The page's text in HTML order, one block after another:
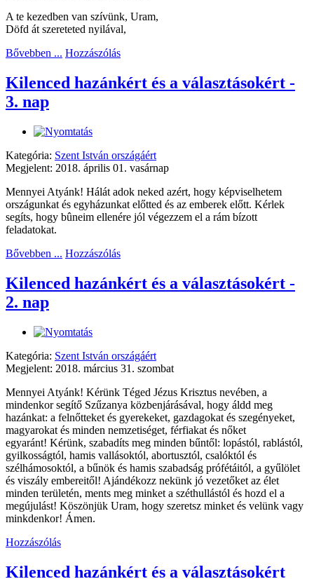
A te kezedben van szívünk, Uram,
Döfd át szereteted nyilával,
Bővebben ... Hozzászólás
Kilenced hazánkért és a választásokért -
3. nap
Kategória: Szent István országáért
Megjelent: 2018. április 01. vasárnap
Mennyei Atyánk! Hálát adok neked azért, hogy képviselhetem
országunkat és egyházunkat előtted és az emberek előtt. Kérlek
segíts, hogy bûneim ellenére jól végezzem el a rám bízott
feladatokat.
Bővebben ... Hozzászólás
Kilenced hazánkért és a választásokért -
2. nap
Kategória: Szent István országáért
Megjelent: 2018. március 31. szombat
Mennyei Atyánk! Kérünk Téged Jézus Krisztus nevében, a
mindenkor segítő Szűzanya közbenjárásával, hogy áldd meg
hazánkat: a felnőtteket és gyerekeket, gazdagokat és szegényeket,
magyarokat és minden nemzetiséget, férfiakat és nőket
egyaránt! Kérünk, szabadíts meg minden bűntől: lopástól, rablástól,
gyilkosságtól, hamis vallásoktól, abortusztól, csalóktól és
szélhámosoktól, a bűnök és hamis szabadság prófétáitól, a gyűlölet
és viszály embereitől! Ajándékozz nekünk jó vezetőket az élet
minden területén, ments meg minket a széthullástól és hozd el a
megújulást! Köszönjük Uram, hogy szeretsz minket és velünk vagy
minkdenkor! Ámen.
Hozzászólás
Kilenced hazánkért és a választásokért